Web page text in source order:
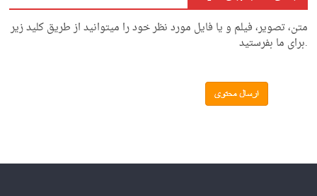
متن، تصویر، فیلم و یا فایل مورد نظر خود را میتوانید از طریق کلید زیر
.برای ما بفرستید